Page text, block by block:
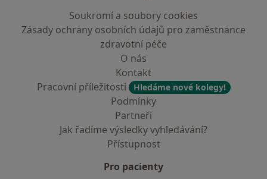
Soukromí a soubory cookies
Zásady ochrany osobních údajů pro zaměstnance
zdravotní péče
O nás
Kontakt
Pracovní příležitosti
Hledáme nové kolegy!
Podmínky
Partneři
Jak řadíme výsledky vyhledávání?
Přístupnost
Pro pacienty